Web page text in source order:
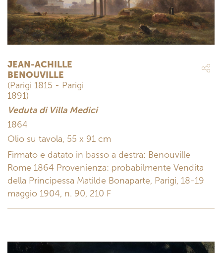
JEAN-ACHILLE
BENOUVILLE
(Parigi 1815 - Parigi
1891)
Veduta di Villa Medici
1864
Olio su tavola, 55 x 91 cm
Firmato e datato in basso a destra: Benouville
Rome 1864 Provenienza: probabilmente Vendita
della Principessa Matilde Bonaparte, Parigi, 18-19
maggio 1904, n. 90, 210 F